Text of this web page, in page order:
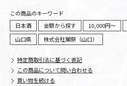
この商品のキーワード
日本酒
金額から探す 10,000円～
山口県
株式会社獺祭（山口）
特定商取引法に基づく表記
この商品について問い合わせる
買い物を続ける